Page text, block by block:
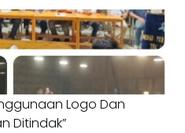
Logo Dan
Ditindak”